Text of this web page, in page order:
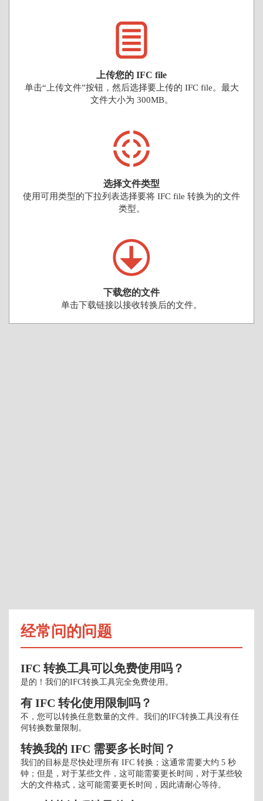
上传您的 IFC file
单击“上传文件”按钮，然后选择要上传的 IFC file。最大
文件大小为 300MB。
选择文件类型
使用可用类型的下拉列表选择要将 IFC file 转换为的文件
类型。
下载您的文件
单击下载链接以接收转换后的文件。
经常问的问题
IFC 转换工具可以免费使用吗？
是的！我们的IFC转换工具完全免费使用。
有 IFC 转化使用限制吗？
不，您可以转换任意数量的文件。我们的IFC转换工具没有任
何转换数量限制。
转换我的 IFC 需要多长时间？
我们的目标是尽快处理所有 IFC 转换；这通常需要大约 5 秒
钟；但是，对于某些文件，这可能需要更长时间，对于某些较
大的文件格式，这可能需要更长时间，因此请耐心等待。